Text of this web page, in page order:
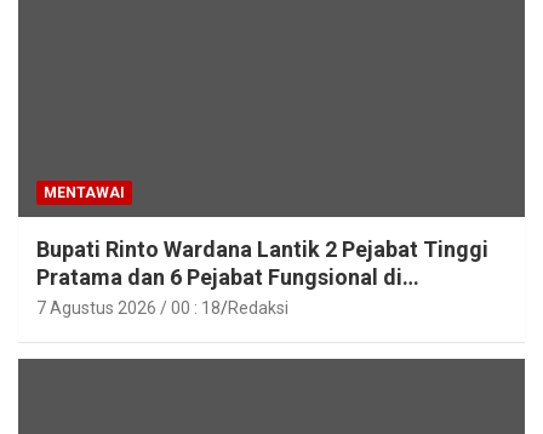
MENTAWAI
Bupati Rinto Wardana Lantik 2 Pejabat Tinggi
Pratama dan 6 Pejabat Fungsional di
Lingkungan Pemkab Kepulauan Mentawai
7 Agustus 2026 / 00 : 18 Redaksi